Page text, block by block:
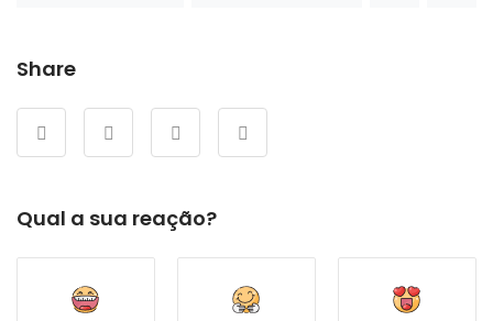
Share
Qual a sua reação?